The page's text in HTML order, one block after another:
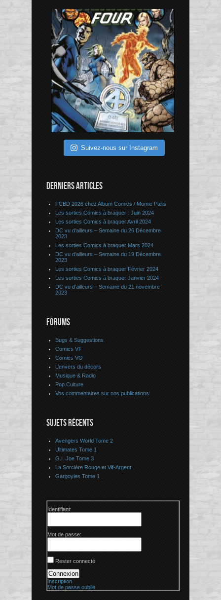
Suivez-nous sur Instagram
DERNIERS ARTICLES
FCBD 2026 chez Album Comics / Momie Paris
Les sorties Comics à braquer : Juin 2024
Les sorties Comics à braquer Avril 2024
DC vu d’ailleurs – Semaine du 26 Décembre
2023
Les sorties Comics à braquer Mars 2024
DC vu d’ailleurs – Semaine du 19 Décembre
2023
Les sorties Comics à braquer Février 2024
Les sorties Comics à braquer Janvier 2024
DC vu d’ailleurs – Semaine du 21 novembre
2023
FORUMS
Bugs & Suggestions
Comics VF
Comics VO
L’envers du décors
Musique & Radio
Pop Culture
Vos commentaires sur nos publications
SUJETS RÉCENTS
Avengers World Tome 2
Ultimates Tome 1
G.I. Joe Tome 3
La Sorcière Rouge et Vif-Argent
Gargoyles Tome 1
Identifiant:
Mot de passe:
Rester connecté
Connexion
Inscription
Mot de passe oublié